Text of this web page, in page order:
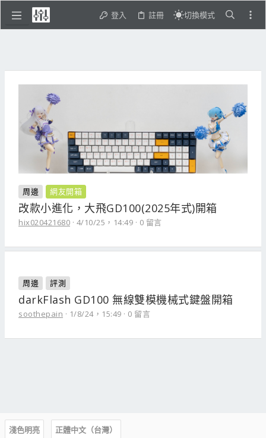
登入 註冊 切換模式
周邊 網友開箱
改款小進化，大飛GD100(2025年式)開箱
hix020421680 4/10/25，14:49 0 留言
周邊 評測
darkFlash GD100 無線雙模機械式鍵盤開箱
soothepain 1/8/24，15:49 0 留言
淺色明亮
正體中文（台灣）